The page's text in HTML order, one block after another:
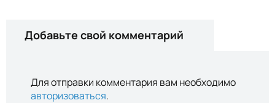
Добавьте свой комментарий
Для отправки комментария вам необходимо
авторизоваться.